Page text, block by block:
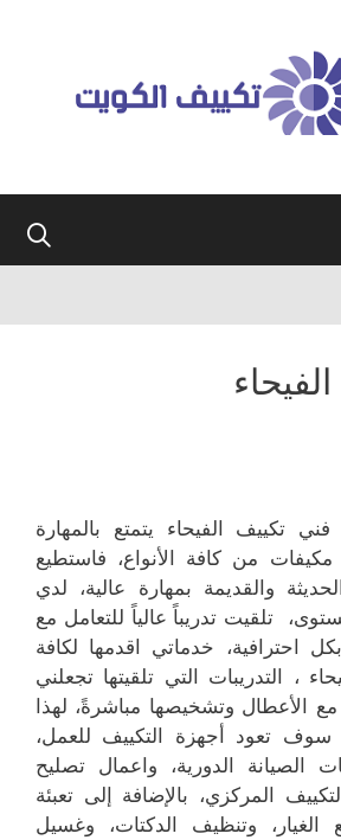
تكييف الفيحاء يتمتع بالمهارة
من كافة الأنواع، فاستطيع
والقديمة بمهارة عالية، لدي
تلقيت تدريباً عالياً للتعامل مع
احترافية، خدماتي اقدمها لكافة
، التدريبات التي تلقيتها تجعلني
مع الأعطال وتشخيصها مباشرةً، لهذا
تعود أجهزة التكييف للعمل،
الصيانة الدورية، واعمال تصليح
المركزي، بالإضافة إلى تعبئة
الغيار، وتنظيف الدكتات، وغسيل